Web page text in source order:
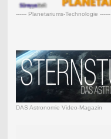
------ Planetariums-Technologie ------
DAS Astronomie Video-Magazin